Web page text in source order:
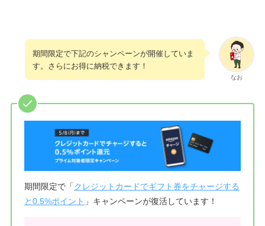
なお
期間限定で下記のシャンペーンが開催していま
す。さらにお得に納税できます！
期間限定で「クレジットカードでギフト券をチャージする
と0.5%ポイント 」キャンペーンが復活しています！